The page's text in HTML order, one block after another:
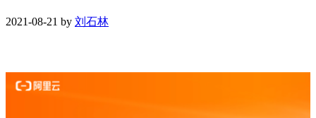
2021-08-21 by 刘石林